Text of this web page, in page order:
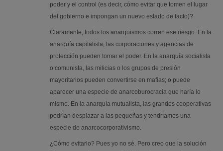
poder y el control (es decir, cómo evitar que tomen el lugar
del gobierno e impongan un nuevo estado de facto)?
Claramente, todos los anarquismos corren ese riesgo. En la
anarquía capitalista, las corporaciones y agencias de
protección pueden tomar el poder. En la anarquía socialista
o comunista, las milicias o los grupos de presión
mayoritarios pueden convertirse en mafias; o puede
aparecer una especie de anarcoburocracia que haría lo
mismo. En la anarquía mutualista, las grandes cooperativas
podrían desplazar a las pequeñas y tendríamos una
especie de anarcocorporativismo.
¿Cómo evitarlo? Pues yo no sé. Pero creo que la solución